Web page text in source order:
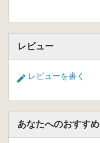
レビュー
レビューを書く
あなたへのおすすめ